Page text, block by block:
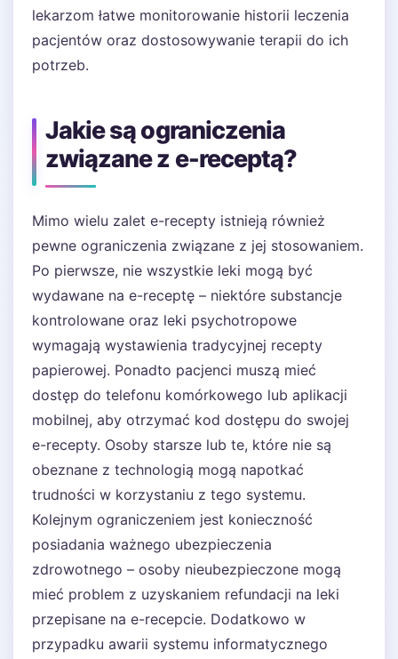
lekarzom łatwe monitorowanie historii leczenia
pacjentów oraz dostosowywanie terapii do ich
potrzeb.
Jakie są ograniczenia
związane z e-receptą?
Mimo wielu zalet e-recepty istnieją również
pewne ograniczenia związane z jej stosowaniem.
Po pierwsze, nie wszystkie leki mogą być
wydawane na e-receptę – niektóre substancje
kontrolowane oraz leki psychotropowe
wymagają wystawienia tradycyjnej recepty
papierowej. Ponadto pacjenci muszą mieć
dostęp do telefonu komórkowego lub aplikacji
mobilnej, aby otrzymać kod dostępu do swojej
e-recepty. Osoby starsze lub te, które nie są
obeznane z technologią mogą napotkać
trudności w korzystaniu z tego systemu.
Kolejnym ograniczeniem jest konieczność
posiadania ważnego ubezpieczenia
zdrowotnego – osoby nieubezpieczone mogą
mieć problem z uzyskaniem refundacji na leki
przepisane na e-recepcie. Dodatkowo w
przypadku awarii systemu informatycznego